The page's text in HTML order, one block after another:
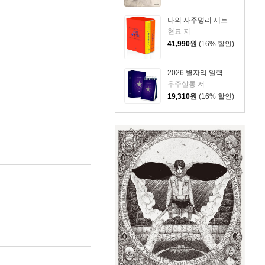
나의 사주명리 세트
현묘 저
41,990원 (16% 할인)
2026 별자리 일력
우주살롱 저
19,310원 (16% 할인)